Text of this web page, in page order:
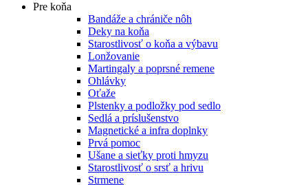
Pre koňa
Bandáže a chrániče nôh
Deky na koňa
Starostlivosť o koňa a výbavu
Lonžovanie
Martingaly a poprsné remene
Ohlávky
Oťaže
Plstenky a podložky pod sedlo
Sedlá a príslušenstvo
Magnetické a infra doplnky
Prvá pomoc
Ušane a sieťky proti hmyzu
Starostlivosť o srsť a hrivu
Strmene